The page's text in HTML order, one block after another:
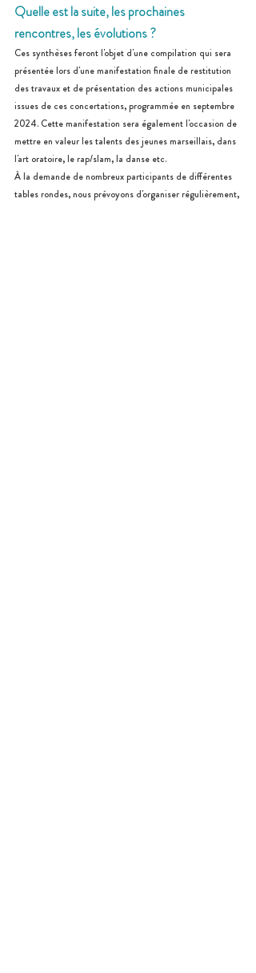
Quelle est la suite, les prochaines
rencontres, les évolutions ?
Ces synthèses feront l'objet d'une compilation qui sera
présentée lors d'une manifestation finale de restitution
des travaux et de présentation des actions municipales
issues de ces concertations, programmée en septembre
2024. Cette manifestation sera également l'occasion de
mettre en valeur les talents des jeunes marseillais, dans
l'art oratoire, le rap/slam, la danse etc.
À la demande de nombreux participants de différentes
tables rondes, nous prévoyons d'organiser régulièrement,